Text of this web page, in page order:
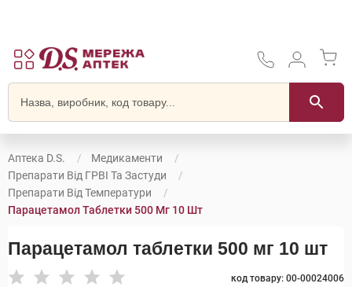
Аптека D.S.
Медикаменти
Препарати Від ГРВІ Та Застуди
Препарати Від Температури
Парацетамол Таблетки 500 Мг 10 Шт
Парацетамол таблетки 500 мг 10 шт
код товару: 00-00024006